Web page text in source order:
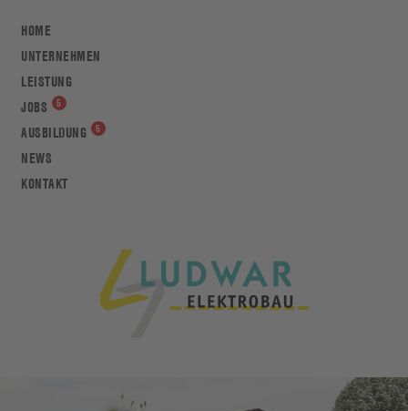
HOME
UNTERNEHMEN
LEISTUNG
JOBS
AUSBILDUNG
NEWS
KONTAKT